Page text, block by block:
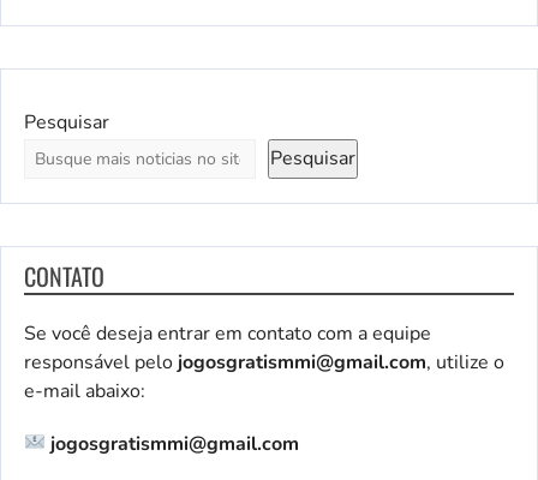
Pesquisar
Pesquisar
CONTATO
Se você deseja entrar em contato com a equipe
responsável pelo jogosgratismmi@gmail.com, utilize o
e-mail abaixo:
jogosgratismmi@gmail.com